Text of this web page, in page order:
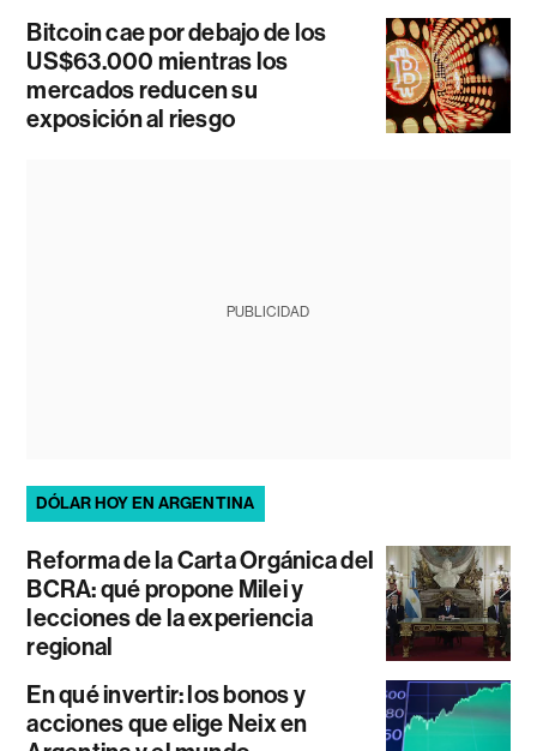
Bitcoin cae por debajo de los
US$63.000 mientras los
mercados reducen su
exposición al riesgo
PUBLICIDAD
DÓLAR HOY EN ARGENTINA
Reforma de la Carta Orgánica del
BCRA: qué propone Milei y
lecciones de la experiencia
regional
En qué invertir: los bonos y
acciones que elige Neix en